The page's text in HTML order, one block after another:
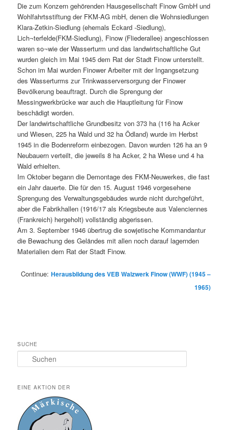
Die zum Konzern gehörenden Hausgesellschaft Finow GmbH und
Wohlfahrtsstiftung der FKM-AG mbH, denen die Wohnsiedlungen
Klara-Zetkin-Siedlung (ehemals Eckard -Siedlung),
Lich¬terfelde(FKM-Siedlung), Finow (Fliederallee) angeschlossen
waren so¬wie der Wasserturm und das landwirtschaftliche Gut
wurden gleich im Mai 1945 dem Rat der Stadt Finow unterstellt.
Schon im Mai wurden Finower Arbeiter mit der Ingangsetzung
des Wasserturms zur Trinkwasserversorgung der Finower
Bevölkerung beauftragt. Durch die Sprengung der
Messingwerkbrücke war auch die Hauptleitung für Finow
beschädigt worden.
Der landwirtschaftliche Grundbesitz von 373 ha (116 ha Acker
und Wiesen, 225 ha Wald und 32 ha Ödland) wurde im Herbst
1945 in die Bodenreform einbezogen. Davon wurden 126 ha an 9
Neubauern verteilt, die jeweils 8 ha Acker, 2 ha Wiese und 4 ha
Wald erhielten.
Im Oktober begann die Demontage des FKM-Neuwerkes, die fast
ein Jahr dauerte. Die für den 15. August 1946 vorgesehene
Sprengung des Verwaltungsgebäudes wurde nicht durchgeführt,
aber die Fabrikhallen (1916/17 als Kriegsbeute aus Valenciennes
(Frankreich) hergeholt) vollständig abgerissen.
Am 3. September 1946 übertrug die sowjetische Kommandantur
die Bewachung des Geländes mit allen noch darauf lagernden
Materialien dem Rat der Stadt Finow.
Continue: Herausbildung des VEB Walzwerk Finow (WWF) (1945 –
1965)
SUCHE
Suchen
EINE AKTION DER